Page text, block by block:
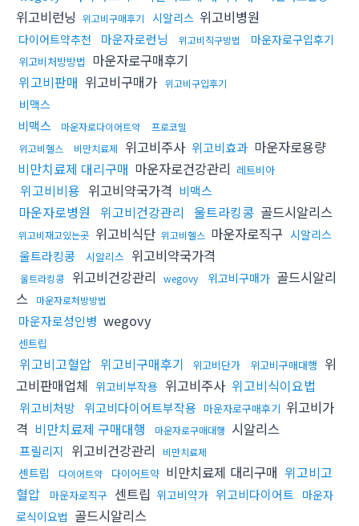
위고비런닝 위고비구매후기 시알리스 위고비병원
다이어트약추천 마운자로런닝 위고비직구방법 마운자로구입후기
위고비처방방법 마운자로구매후기
위고비판매 위고비구매가 위고비구입후기
비맥스
비맥스 마운자로다이어트약
프로코밀
위고비헬스
비만치료제 위고비주사 위고비효과 마운자로용량
비만치료제 대리구매 마운자로건강관리 레트비아
위고비비용 위고비약국가격 비맥스
마운자로병원 위고비건강관리 울트라킹콩 골드시알리스
위고비재고있는곳 위고비식단 위고비헬스 마운자로직구 시알리스
울트라킹콩 시알리스 위고비약국가격
울트라킹콩 위고비건강관리 wegovy 위고비구매가 골드시알리
스
마운자로처방방법
마운자로성인병 wegovy
센트립
위고비고혈압 위고비구매후기 위고비단가 위고비구매대행 위
고비판매업체 위고비부작용 위고비주사 위고비식이요법
위고비처방 위고비다이어트부작용 마운자로구매후기 위고비가
격 비만치료제 구매대행 마운자로구매대행 시알리스
프릴리지 위고비건강관리 비만치료제
센트립 다이어트약 다이어트약 비만치료제 대리구매 위고비고
혈압
마운자로직구 센트립 위고비약가 위고비다이어트 마운자
로식이요법 골드시알리스